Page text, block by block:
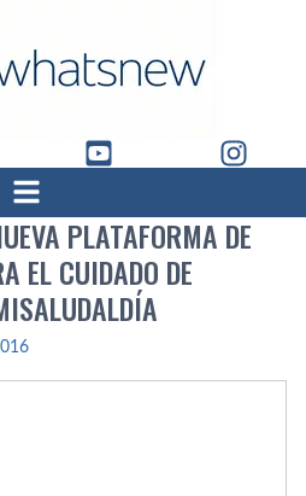
PLATAFORMA DE
EL CUIDADO DE